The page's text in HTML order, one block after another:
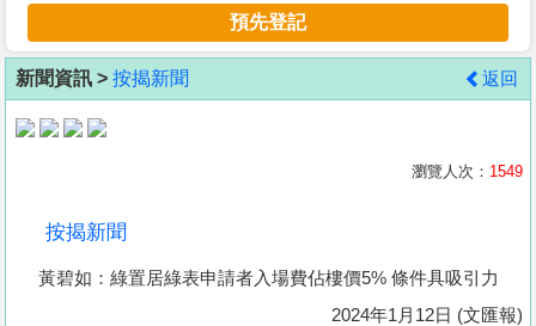
客
地
產
據
預先登記
新聞資訊 > 按揭新聞 返回
瀏覽人次： 1549
按揭新聞
黃碧如：綠置居綠表申請者入場費佔樓價5% 條件具吸引力
2024年1月12日 (文匯報)